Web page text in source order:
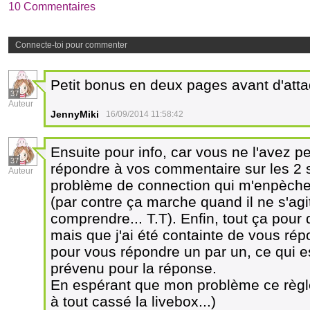
10 Commentaires
Connecte-toi pour commenter
37
Auteur
Petit bonus en deux pages avant
JennyMiki 16/09/2014 11:58:42
37
Auteur
Ensuite pour info, car vous ne l'avez
répondre à vos commentaire sur les 2
problème de connection qui
(par contre ça marche quand il ne
comprendre... T.T). Enfin, tout ça
mais que j'ai été containte de vous
pour vous répondre un par un, ce qui
prévenu pour la réponse.
En espérant que mon problème ce
à tout cassé la livebox...)